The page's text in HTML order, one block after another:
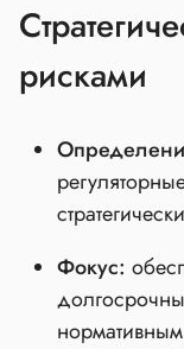
рисками
Фокус: